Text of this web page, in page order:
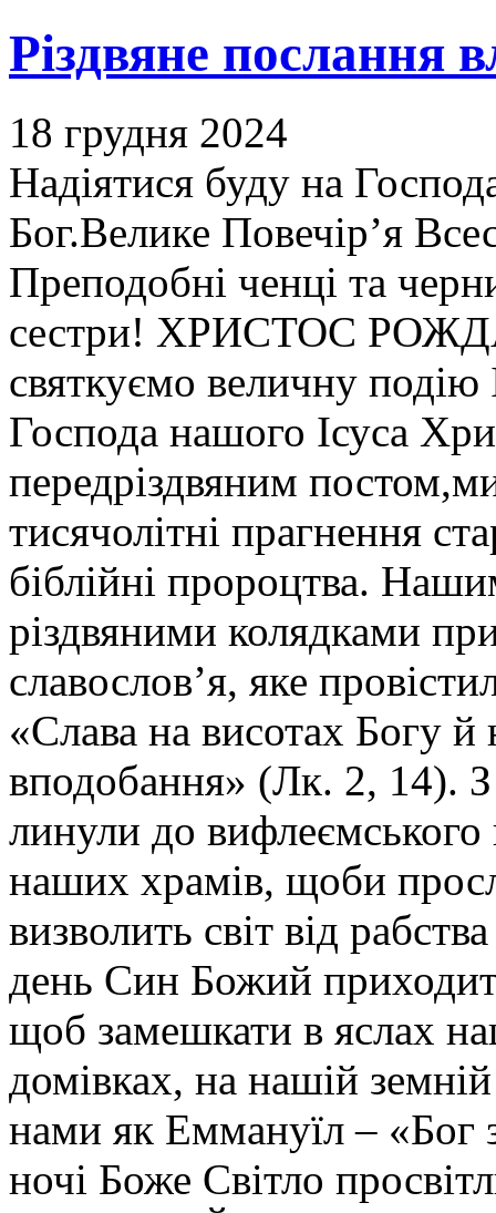
Різдвяне послання
18 грудня 2024
Надіятися буду на
Бог.Велике Повечір’я
Преподобні ченці та
сестри! ХРИСТОС
святкуємо величну подію
Господа нашого Ісуса
передріздвяним
тисячолітні прагнення
біблійні пророцтва.
різдвяними колядками
славословʼя, яке
«Слава на висотах Богу
вподобання» (Лк. 2, 14).
линули до
наших храмів, щоби
визволить світ від
день Син Божий
щоб замешкати в яслах
домівках, на нашій
нами як Еммануїл – «Бог
ночі Боже Світло